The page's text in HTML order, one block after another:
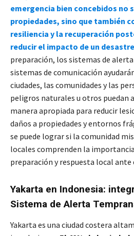
emergencia bien concebidos no
propiedades, sino que también
resiliencia y la recuperación
reducir el impacto de un desastre
preparación, los sistemas de
sistemas de comunicación
ciudades, las comunidades y las
peligros naturales u otros puedan
manera apropiada para reducir
daños a propiedades y entornos
se puede lograr si la comunidad
locales comprenden la
preparación y respuesta local ante
Yakarta en Indonesia:
Sistema de Alerta
Yakarta es una ciudad costera